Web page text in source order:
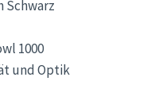
Schwarz
1000
und Optik